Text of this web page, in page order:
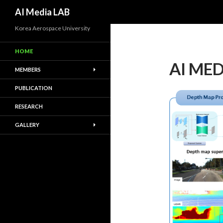
AI Media LAB
AI
Korea Aerospace University
HOME
MEMBERS
PUBLICATION
RESEARCH
GALLERY